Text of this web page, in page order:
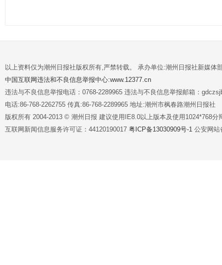
以上资料仅为潮州日报社版权所有,严禁转载。 承办单位:潮州日报社新媒体
中国互联网违法和不良信息举报中心:www.12377.cn
违法与不良信息举报电话：0768-2289965 违法与不良信息举报邮箱：
电话:86-768-2262755 传真:86-768-2289965 地址:潮州市枫春路潮州日报社
版权所有 2004-2013 © 潮州日报 建议使用IE8.0以上版本及使用1024*768分
互联网新闻信息服务许可证：44120190017 粤ICP备13030909号-1 公安网站